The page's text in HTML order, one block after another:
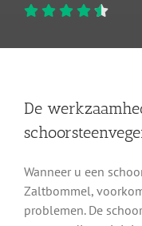
De
Wanneer u een
Zaltbommel,
problemen. De